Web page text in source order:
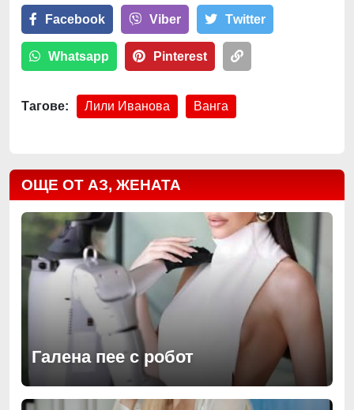
Facebook Viber Тwitter
Whatsapp Pinterest
Тагове: Лили Иванова Ванга
ОЩЕ ОТ АЗ, ЖЕНАТА
Галена пее с робот